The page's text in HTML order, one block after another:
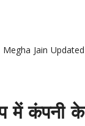
Megha Jain Updated
में कंपनी के